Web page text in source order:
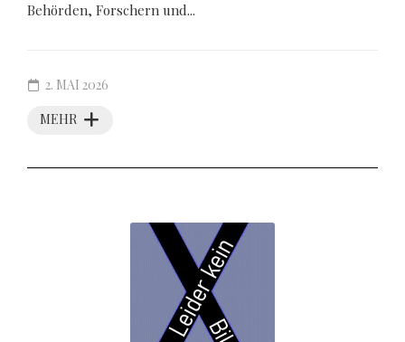
Behörden, Forschern und...
MEHR
2. MAI 2026